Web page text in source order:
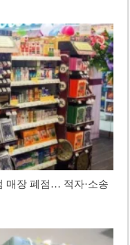
매장 폐점… 적자·소송